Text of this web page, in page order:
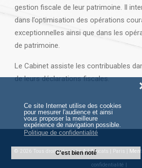
Ce site Internet utilise des cookies
pour mesurer l'audience et ainsi
vous proposer la meilleure
expérience de navigation possible.
Politique de confidentialité
C'est bien noté
gestion fiscale de leur patrimoine. Il
dans l’optimisation des opérations
exceptionnelles ainsi que dans les
de patrimoine.
Le Cabinet assiste les contribuables
de leurs déclarations fiscales.
© 2026 Tous droits réservés AJ Avocats | Paris |
confidentialité |